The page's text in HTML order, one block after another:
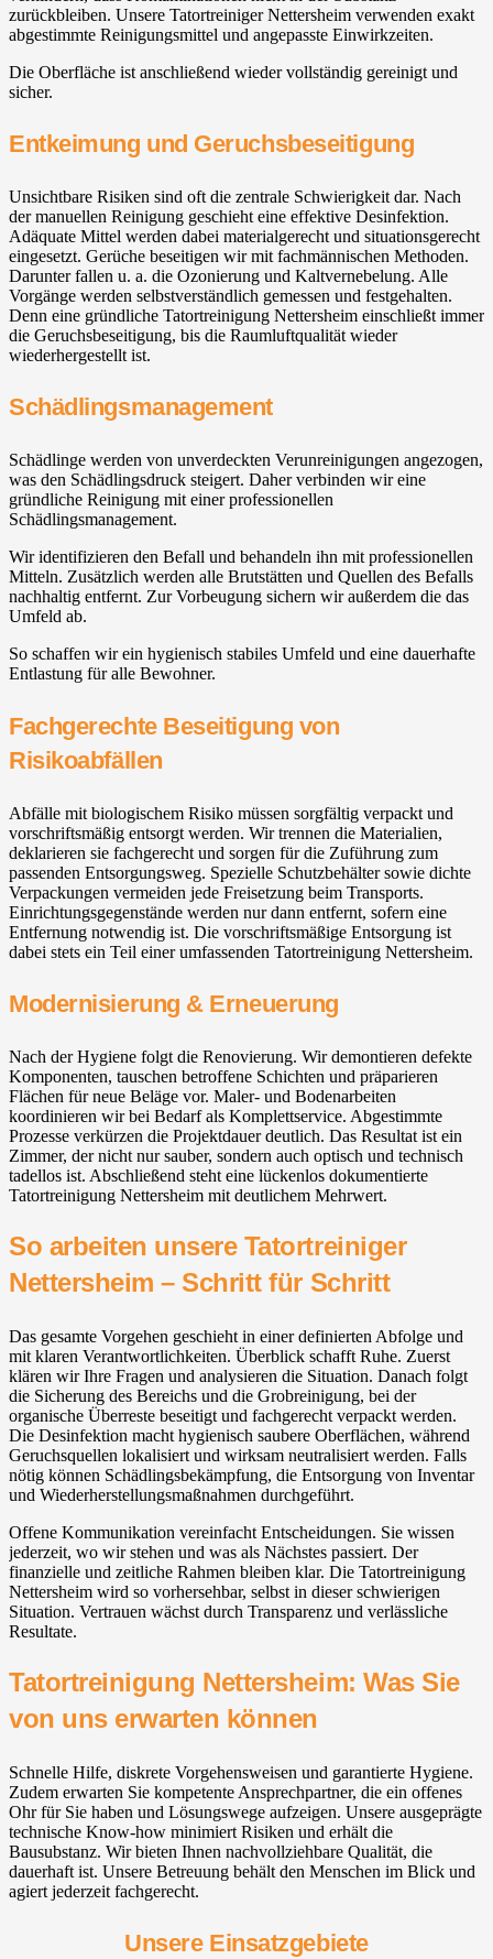
zurückbleiben. Unsere Tatortreiniger Nettersheim verwenden exakt
abgestimmte Reinigungsmittel und angepasste Einwirkzeiten.
Die Oberfläche ist anschließend wieder vollständig gereinigt und
sicher.
Entkeimung und Geruchsbeseitigung
Unsichtbare Risiken sind oft die zentrale Schwierigkeit dar. Nach
der manuellen Reinigung geschieht eine effektive Desinfektion.
Adäquate Mittel werden dabei materialgerecht und situationsgerecht
eingesetzt. Gerüche beseitigen wir mit fachmännischen Methoden.
Darunter fallen u. a. die Ozonierung und Kaltvernebelung. Alle
Vorgänge werden selbstverständlich gemessen und festgehalten.
Denn eine gründliche Tatortreinigung Nettersheim einschließt immer
die Geruchsbeseitigung, bis die Raumluftqualität wieder
wiederhergestellt ist.
Schädlingsmanagement
Schädlinge werden von unverdeckten Verunreinigungen angezogen,
was den Schädlingsdruck steigert. Daher verbinden wir eine
gründliche Reinigung mit einer professionellen
Schädlingsmanagement.
Wir identifizieren den Befall und behandeln ihn mit professionellen
Mitteln. Zusätzlich werden alle Brutstätten und Quellen des Befalls
nachhaltig entfernt. Zur Vorbeugung sichern wir außerdem die das
Umfeld ab.
So schaffen wir ein hygienisch stabiles Umfeld und eine dauerhafte
Entlastung für alle Bewohner.
Fachgerechte Beseitigung von
Risikoabfällen
Abfälle mit biologischem Risiko müssen sorgfältig verpackt und
vorschriftsmäßig entsorgt werden. Wir trennen die Materialien,
deklarieren sie fachgerecht und sorgen für die Zuführung zum
passenden Entsorgungsweg. Spezielle Schutzbehälter sowie dichte
Verpackungen vermeiden jede Freisetzung beim Transports.
Einrichtungsgegenstände werden nur dann entfernt, sofern eine
Entfernung notwendig ist. Die vorschriftsmäßige Entsorgung ist
dabei stets ein Teil einer umfassenden Tatortreinigung Nettersheim.
Modernisierung & Erneuerung
Nach der Hygiene folgt die Renovierung. Wir demontieren defekte
Komponenten, tauschen betroffene Schichten und präparieren
Flächen für neue Beläge vor. Maler- und Bodenarbeiten
koordinieren wir bei Bedarf als Komplettservice. Abgestimmte
Prozesse verkürzen die Projektdauer deutlich. Das Resultat ist ein
Zimmer, der nicht nur sauber, sondern auch optisch und technisch
tadellos ist. Abschließend steht eine lückenlos dokumentierte
Tatortreinigung Nettersheim mit deutlichem Mehrwert.
So arbeiten unsere Tatortreiniger
Nettersheim – Schritt für Schritt
Das gesamte Vorgehen geschieht in einer definierten Abfolge und
mit klaren Verantwortlichkeiten. Überblick schafft Ruhe. Zuerst
klären wir Ihre Fragen und analysieren die Situation. Danach folgt
die Sicherung des Bereichs und die Grobreinigung, bei der
organische Überreste beseitigt und fachgerecht verpackt werden.
Die Desinfektion macht hygienisch saubere Oberflächen, während
Geruchsquellen lokalisiert und wirksam neutralisiert werden. Falls
nötig können Schädlingsbekämpfung, die Entsorgung von Inventar
und Wiederherstellungsmaßnahmen durchgeführt.
Offene Kommunikation vereinfacht Entscheidungen. Sie wissen
jederzeit, wo wir stehen und was als Nächstes passiert. Der
finanzielle und zeitliche Rahmen bleiben klar. Die Tatortreinigung
Nettersheim wird so vorhersehbar, selbst in dieser schwierigen
Situation. Vertrauen wächst durch Transparenz und verlässliche
Resultate.
Tatortreinigung Nettersheim: Was Sie
von uns erwarten können
Schnelle Hilfe, diskrete Vorgehensweisen und garantierte Hygiene.
Zudem erwarten Sie kompetente Ansprechpartner, die ein offenes
Ohr für Sie haben und Lösungswege aufzeigen. Unsere ausgeprägte
technische Know-how minimiert Risiken und erhält die
Bausubstanz. Wir bieten Ihnen nachvollziehbare Qualität, die
dauerhaft ist. Unsere Betreuung behält den Menschen im Blick und
agiert jederzeit fachgerecht.
Unsere Einsatzgebiete